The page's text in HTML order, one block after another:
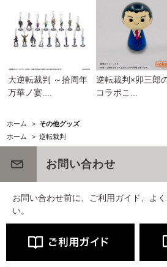
大逆転裁判 ～拾周年
万華ノ宴....
逆転裁判×卯三郎
コラボこ...
ホーム > その他グッズ
ホーム
> 逆転裁判
お問い合わせ
お問い合わせ前に、ご利用ガイド、よ
い。